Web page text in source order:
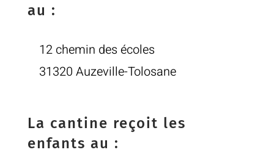
au :
12 chemin des écoles
31320 Auzeville-Tolosane
La cantine reçoit les
enfants au :